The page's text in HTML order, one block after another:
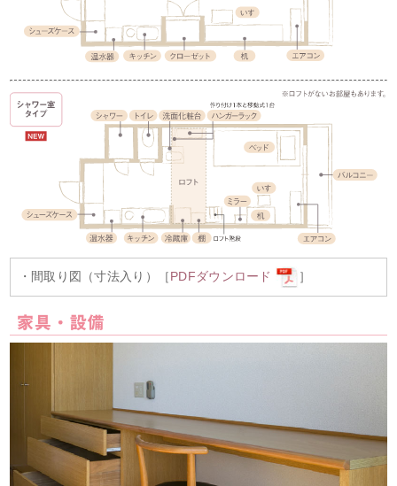
・間取り図（寸法入り）［PDFダウンロード ］